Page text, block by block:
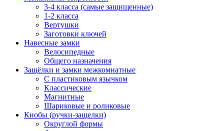
3-4 класса (самые защищенные)
1-2 класса
Вертушки
Заготовки ключей
Навесные замки
Велосипедные
Общего назначения
Защёлки и замки межкомнатные
С пластиковым язычком
Классические
Магнитные
Шариковые и роликовые
Кнобы (ручки-защелки)
Округлой формы